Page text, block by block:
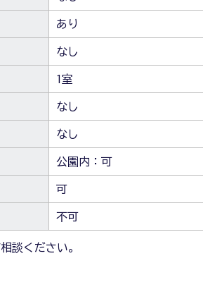
あり
なし
1室
なし
なし
公園内：可
可
不可
談ください。